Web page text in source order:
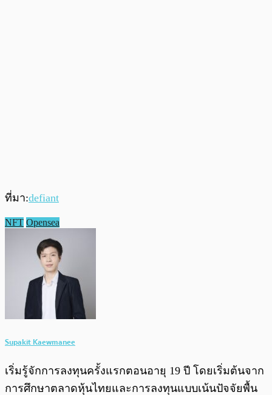
ที่มา:defiant
NFT Opensea
Supakit Kaewmanee
เริ่มรู้จักการลงทุนครั้งแรกตอนอายุ 19 ปี โดยเริ่มต้นจาก
การศึกษาตลาดหุ้นไทยและการลงทุนแบบเน้นปัจจัยพื้น